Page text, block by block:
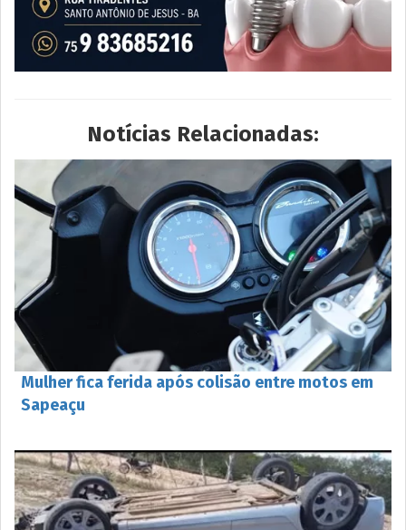
Notícias Relacionadas:
Mulher fica ferida após colisão entre motos em
Sapeaçu